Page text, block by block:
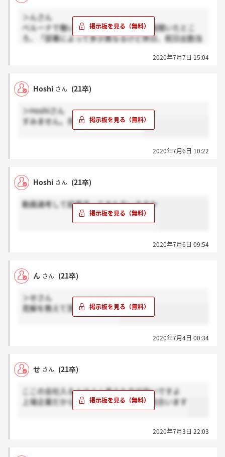
＞んさん
ベルーナで働いてる部活の先輩からお話聞いたとこ
ろ、「部署によって多少異なるけど休日、祝日出勤当
とおっしゃってました。それと同時に「人間関係は良
きる環境がある。」ともおっしゃっていました。
2020年7月7日 15:04
Hoshi さん (21卒)
＞Hoshiさん
すみません。先ほど連絡きました！
2020年7月6日 10:22
Hoshi さん (21卒)
動画選考して結果返ってきた方いますか
2020年7月6日 09:54
ん さん (21卒)
＞せさん
見解を教えて頂きたいです。
2020年7月4日 00:34
せ さん (21卒)
ここの会社入る人はよく考えた方が良いですよ
上場企業だからって安心してると痛い目合います
2020年7月3日 22:03